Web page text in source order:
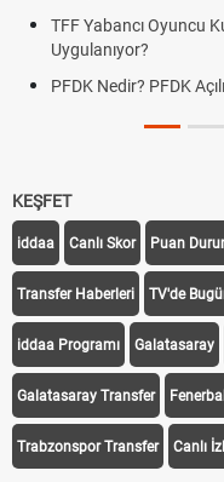
TFF Yabancı Oyuncu
Uygulanıyor?
PFDK Nedir? PFDK
KEŞFET
iddaa Canlı Skor Puan
Transfer Haberleri TV'de
iddaa Programı Galatasaray
Galatasaray Transfer
Trabzonspor Transfer Canlı